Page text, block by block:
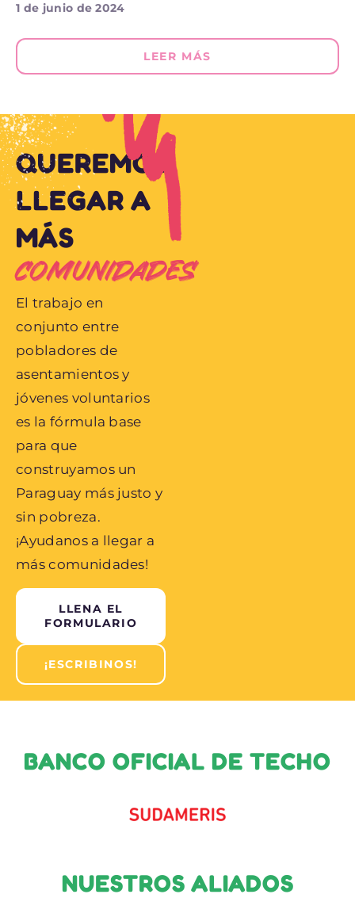
1 de junio de 2024
LEER MÁS
QUEREMOS
LLEGAR A
MÁS
COMUNIDADES
El trabajo en
conjunto entre
pobladores de
asentamientos y
jóvenes voluntarios
es la fórmula base
para que
construyamos un
Paraguay más justo y
sin pobreza.
¡Ayudanos a llegar a
más comunidades!
LLENA EL
FORMULARIO
¡ESCRIBINOS!
BANCO OFICIAL DE TECHO
NUESTROS ALIADOS